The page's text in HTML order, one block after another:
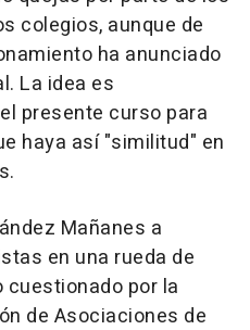
colegios, aunque de
ha anunciado
La idea es
presente curso para
haya así "similitud" en
Mañanes a
en una rueda de
cuestionado por la
de Asociaciones de